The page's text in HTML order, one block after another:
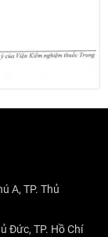
A, TP. Thủ
Đức, TP. Hồ Chí